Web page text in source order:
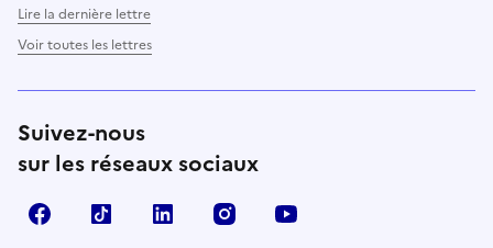
Lire la dernière lettre
Voir toutes les lettres
Suivez-nous
sur les réseaux sociaux
FacebookTikTok LinkedIn Instagram